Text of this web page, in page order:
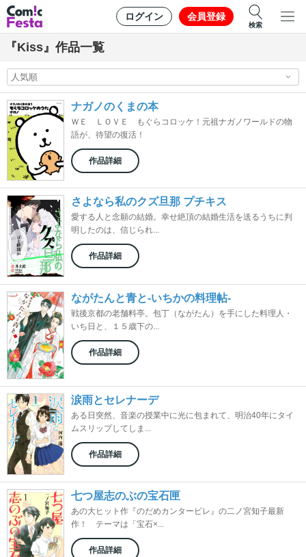
ログイン 会員登録
検索
『Kiss』作品一覧
ナガノのくまの本
ＷＥ ＬＯＶＥ もぐらコロッケ！元祖ナガノワールドの物
語が、待望の復活！
作品詳細
さよなら私のクズ旦那 プチキス
愛する人と念願の結婚。幸せ絶頂の結婚生活を送るうちに判
明したのは、信じられ...
作品詳細
ながたんと青と-いちかの料理帖-
戦後京都の老舗料亭。包丁（ながたん）を手にした料理人・
いち日と、１５歳下の...
作品詳細
涙雨とセレナーデ
ある日突然、音楽の授業中に光に包まれて、明治40年にタイ
ムスリップしてしま...
作品詳細
七つ屋志のぶの宝石匣
あの大ヒット作『のだめカンタービレ』の二ノ宮知子最新
作！ テーマは「宝石×...
作品詳細